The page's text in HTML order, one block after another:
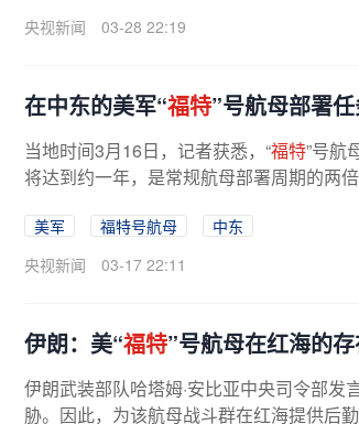
央视新闻
03-28 22:19
在中东的美军“福特”号航母部署
当地时间3月16日，记者获悉，“福特”号航
将达到约一年，是常规航母部署周期的两倍
美军 福特号航母
中东
央视新闻
03-17 22:11
伊朗：美“福特”号航母在红海的
伊朗武装部队哈塔姆·安比亚中央司令部发
胁。因此，为该航母战斗群在红海提供后